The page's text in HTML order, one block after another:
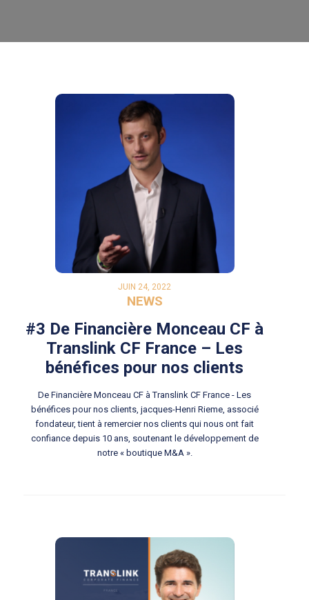
JUIN 24, 2022
NEWS
#3 De Financière Monceau CF à
Translink CF France – Les
bénéfices pour nos clients
De Financière Monceau CF à Translink CF France - Les
bénéfices pour nos clients, jacques-Henri Rieme, associé
fondateur, tient à remercier nos clients qui nous ont fait
confiance depuis 10 ans, soutenant le développement de
notre « boutique M&A ».